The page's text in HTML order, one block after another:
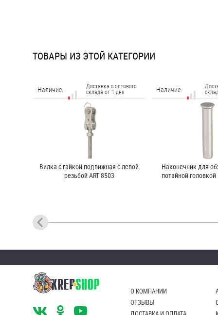
ТОВАРЫ ИЗ ЭТОЙ КАТЕГОРИИ
Наличие: Доставка с оптового
склада от 1 дня
Вилка с гайкой подвижная с левой
резьбой ART 8503
Наличие:
Наконечник для
потайной головкой
Доставка с оптового
склада от 1 дня
Наконечник для обжима троса с
левой резьбой ESS ART 8446
Доставка с оптового
склада от 1 дня
Наконечник для обжима троса с
полукруглой головкой ESS ART 8448
Доставка с оптового
склада от 1 дня
Наконечник для обжима троса с
правой резьбой ART 8307
О КОМПАНИИ
ОТЗЫВЫ